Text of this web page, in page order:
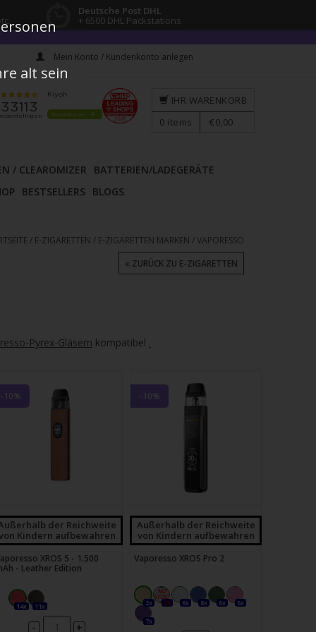
Deutsche Post DHL
+ 6500 DHL Packstations
Mein Konto / Kundenkonto anlegen
/ CLEAROMIZER
BATTERIEN/LADEGERÄTE
BESTSELLERS BLOGS
IHR WARENKORB
0 items €0,00
/ E-ZIGARETTEN / E-ZIGARETTEN MARKEN /VAPORESSO
ZURÜCK ZU E-ZIGARETTEN
Pyrex-Gläsern kompatibel .
-10%
der Reichweite
Kindern aufbewahren
XROS 5 - 1.500
- Leather Edition
14x 11x
- +
-10%
Außerhalb der Reichweite
von Kindern aufbewahren
Vaporesso XROS Pro 2
2x 0x 6x 8x 6x 6x
7x
alt sein